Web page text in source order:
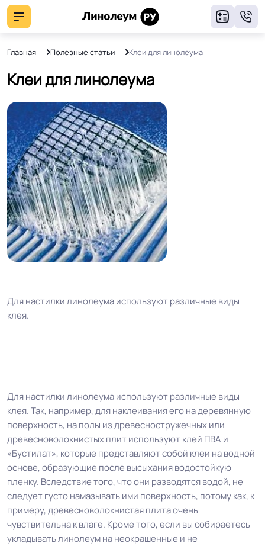
Главная Полезные статьи Клеи для линолеума
Клеи для линолеума
Для настилки линолеума используют различные виды
клея.
Для настилки линолеума используют различные виды
клея. Так, например, для наклеивания его на деревянную
поверхность, на полы из древесностружечных или
древесноволокнистых плит используют клей ПВА и
«Бустилат», которые представляют собой клеи на водной
основе, образующие после высыхания водостойкую
пленку. Вследствие того, что они разводятся водой, не
следует густо намазывать ими поверхность, потому как, к
примеру, древесноволокнистая плита очень
чувствительна к влаге. Кроме того, если вы собираетесь
укладывать линолеум на неокрашенные и не